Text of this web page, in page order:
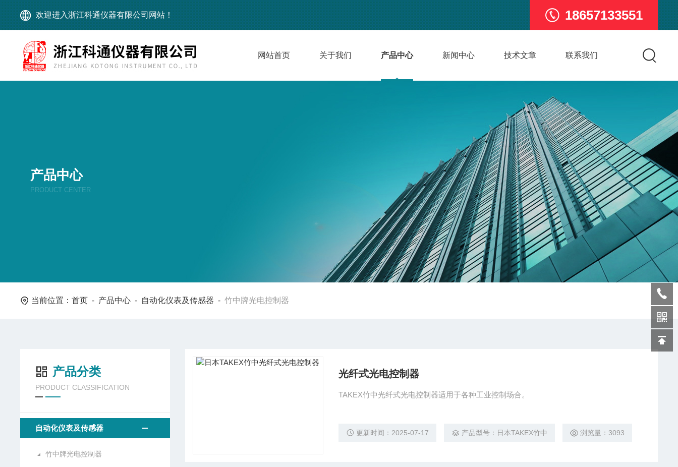
欢迎进入浙江科通仪器有限公司网站！ 18657133551
网站首页 关于我们 产品中心 新闻中心 技术文章 联系我们
产品中心
PRODUCT CENTER
当前位置：首页 - 产品中心 - 自动化仪表及传感器 -竹中牌光电控制器
产品分类
PRODUCT CLASSIFICATION
自动化仪表及传感器
竹中牌光电控制器
光纤式光电控制器
TAKEX竹中光纤式光电控制器适用于各种工业控制场合。
更新时间：2025-07-17 产品型号：日本TAKEX竹中 浏览量：3093